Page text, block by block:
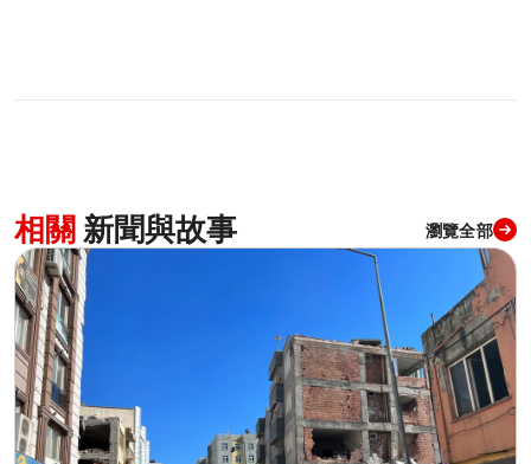
相關 新聞與故事 瀏覽全部